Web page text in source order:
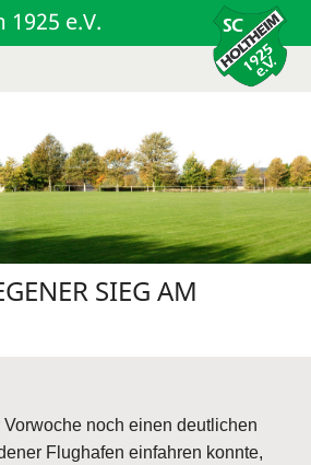
1925 e.V.
SIEG AM
noch einen deutlichen
Flughafen einfahren konnte,